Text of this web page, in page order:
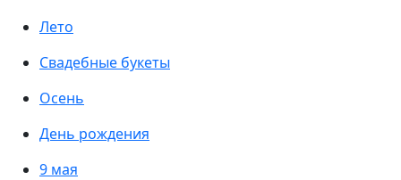
Лето
Свадебные букеты
Осень
День рождения
9 мая